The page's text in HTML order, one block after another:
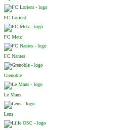
FC Lorient
FC Metz
FC Nantes
Grenoble
Le Mans
Lens